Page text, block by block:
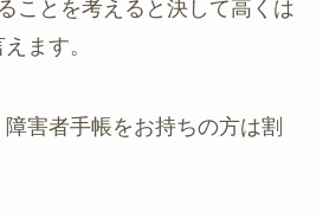
ことを考えると決して高くは
ます。
害者手帳をお持ちの方は割